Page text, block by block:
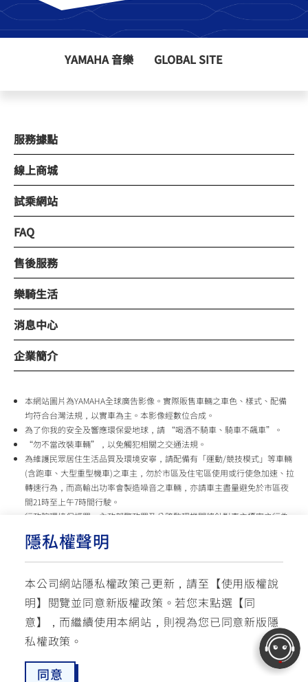
隱私權聲明
本公司網站隱私權政策己更新，請至【使用版權說
明】閱覽並同意新版權政策。 若您末點選【同
意】，而繼續使用本網站，則視為您已同意新版隱
私權政策。
同意
YAMAHA 音樂 GLOBAL SITE
服務據點
線上商城
試乘網站
FAQ
售後服務
樂騎生活
消息中心
企業簡介
本網站圖片為YAMAHA全球廣告影像。實際販售車輛之車色、樣式、配備
均符合台灣法規，以實車為主。本影像經數位合成。
為了你我的安全及響應環保愛地球，請 “喝酒不騎車、騎車不飆車”。
“勿不當改裝車輛”，以免觸犯相關之交通法規。
為維護民眾居住生活品質及環境安寧，請配備有「運動/競技模式」等車輛
(含跑車、大型重型機車)之車主，勿於市區及住宅區使用或行使急加速、拉
轉速行為，而高輸出功率會製造噪音之車輛，亦請車主盡量避免於市區夜
間21時至上午7時間行駛。
行政院環境保護署、內政部警政署及公路監理機關將針對車主擾寧之行為
台灣山葉機車 關心您
使用版權說明 隱私權政策 交通安全入口網
☏ 免付費客服專線: 0800-631-680 ✉ 聯繫客服
每週一 ~ 五 08:00~12:10 / 13:00~16:40(國定假日與公司假日除外)
© YAMAHA MOTOR TAIWAN CO., LTD. All Rights Reserved.